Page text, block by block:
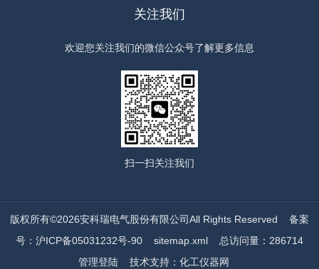
关注我们
欢迎您关注我们的微信公众号了解更多信息
扫一扫关注我们
版权所有©2026安科瑞电气股份有限公司All Rights Reserved 备案
号：沪ICP备05031232号-90
sitemap.xml总访问量：286714
管理登陆技术支持： 化工仪器网